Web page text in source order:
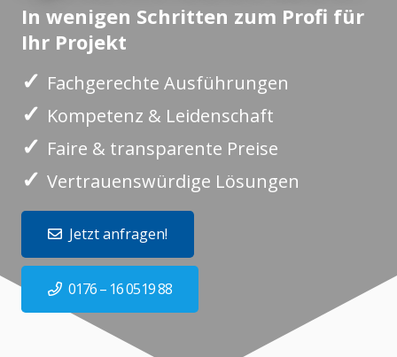
In wenigen Schritten zum Profi für
Ihr Projekt
✓ Fachgerechte Ausführungen
✓ Kompetenz & Leidenschaft
✓ Faire & transparente Preise
✓ Vertrauenswürdige Lösungen
Jetzt anfragen!
0176 – 16 0519 88